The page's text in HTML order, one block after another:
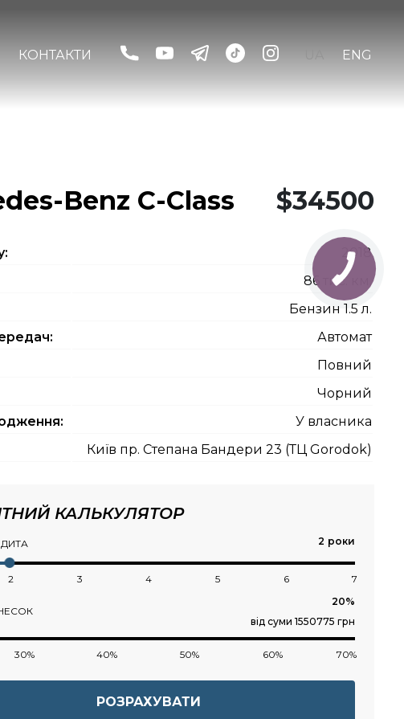
КОНТАКТИ ENG
Benz C-Class $34500
2018
86 тис. км.
Бензин 1.5 л.
Автомат
Повний
Чорний
У власника
Київ пр. Степана Бандери 23 (ТЦ Gorodok)
КАЛЬКУЛЯТОР
роки
2 3 4 5 6 7
від суми 1550775 грн
30% 40% 50% 60% 70%
РОЗРАХУВАТИ